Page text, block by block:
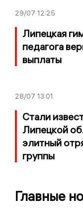
29/07 12:25
Липецкая
педагога
выплаты
28/07 13:01
Стали
Липецкой
элитный
группы
Главные